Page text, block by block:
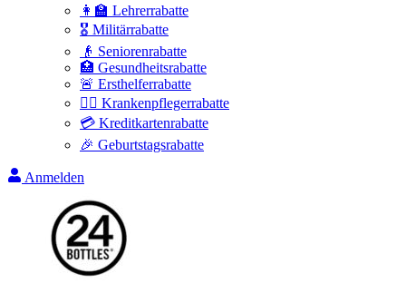
👩‍🏫 Lehrerrabatte
🎖️ Militärrabatte
👴 Seniorenrabatte
🏥 Gesundheitsrabatte
🚨 Ersthelferrabatte
👩‍⚕️ Krankenpflegerrabatte
💳 Kreditkartenrabatte
🎉 Geburtstagsrabatte
Anmelden